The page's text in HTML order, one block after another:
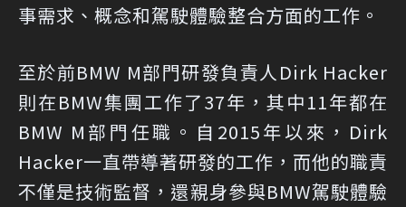
事需求、概念和駕駛體驗整合方面的工作。
至於前BMW M部門研發負責人Dirk Hacker
則在BMW集團工作了37年，其中11年都在
BMW M部門任職。自2015年以來，Dirk
Hacker一直帶導著研發的工作，而他的職責
不僅是技術監督，還親身參與BMW駕駛體驗